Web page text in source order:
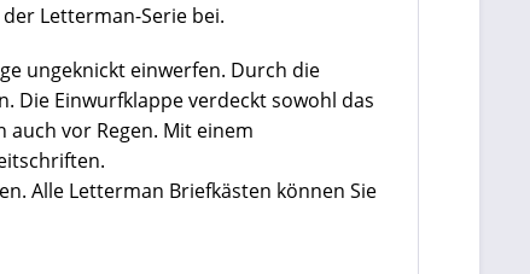
Letterman-Serie bei.
ungeknickt einwerfen. Durch die
Die Einwurfklappe verdeckt sowohl das
vor Regen. Mit einem
Alle Letterman Briefkästen können Sie